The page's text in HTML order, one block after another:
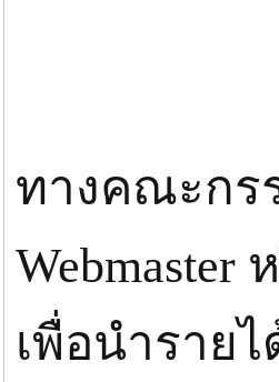
ทางคณะกร
เพื่อนำราย